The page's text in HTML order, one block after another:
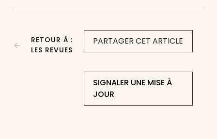
PARTAGER CET ARTICLE
SIGNALER UNE MISE À
JOUR
RETOUR À :
LES REVUES